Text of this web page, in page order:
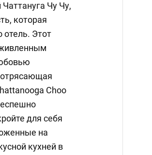
Чу Чу,
которая
отель. Этот
Choo
для себя
на
кухней в